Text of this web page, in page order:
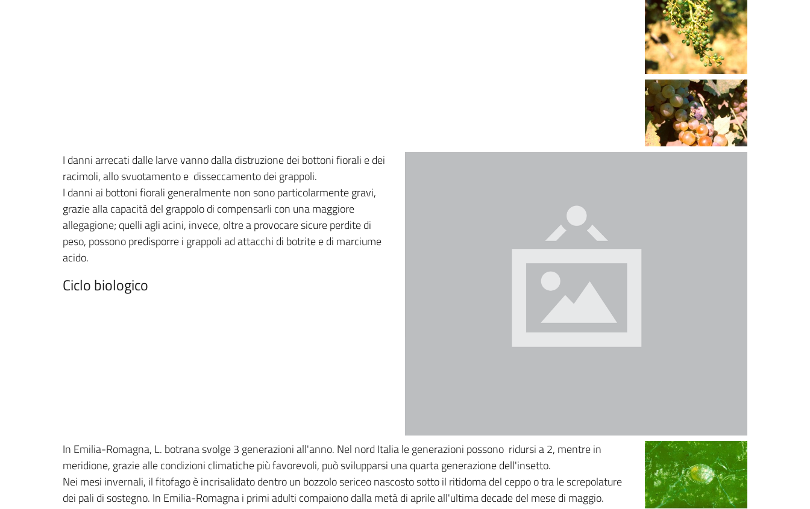
I danni arrecati dalle larve vanno dalla distruzione dei bottoni fiorali e dei
racimoli, allo svuotamento e disseccamento dei grappoli.
I danni ai bottoni fiorali generalmente non sono particolarmente gravi,
grazie alla capacità del grappolo di compensarli con una maggiore
allegagione; quelli agli acini, invece, oltre a provocare sicure perdite di
peso, possono predisporre i grappoli ad attacchi di botrite e di marciume
acido.
Ciclo biologico
In Emilia-Romagna, L. botrana svolge 3 generazioni all'anno. Nel nord Italia le generazioni possono ridursi a 2, mentre in
meridione, grazie alle condizioni climatiche più favorevoli, può svilupparsi una quarta generazione dell'insetto.
Nei mesi invernali, il fitofago è incrisalidato dentro un bozzolo sericeo nascosto sotto il ritidoma del ceppo o tra le screpolature
dei pali di sostegno. In Emilia-Romagna i primi adulti compaiono dalla metà di aprile all'ultima decade del mese di maggio.